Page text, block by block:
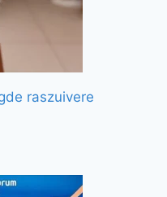
raszuivere